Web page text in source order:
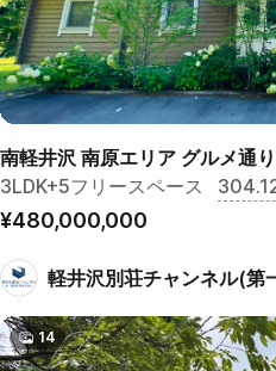
南軽井沢 南原エリア グルメ通
3LDK+5フリースペース
¥480,000,000
軽井沢別荘チャンネル(第
14